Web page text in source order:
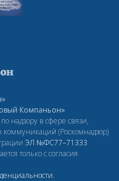
Компаньон»
надзору в сфере связи,
(Роскомнадзор)
ЭЛ №ФС77–71333
только с согласия
.